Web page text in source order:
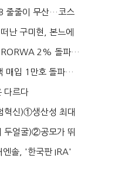
줄줄이 무산…코스
난 구미현, 본느에
RORWA 2% 돌파…
매입 1만호 돌파…
다르다
혁신)①생산성 최대
두얼굴)②공모가 뛰
엔솔, '한국판 IRA'